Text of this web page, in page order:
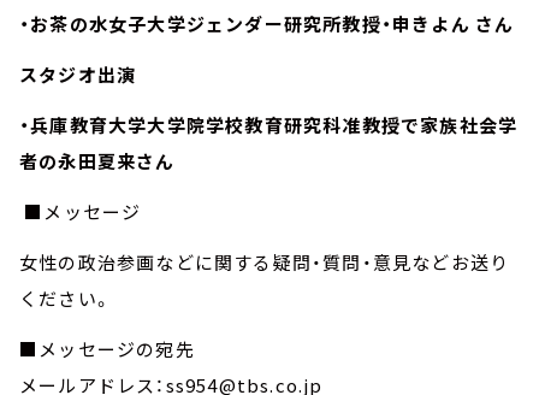
・お茶の水女子大学ジェンダー研究所教授・申きよん さん
スタジオ出演
・兵庫教育大学大学院学校教育研究科准教授で家族社会学
者の永田夏来さん
■メッセージ
女性の政治参画などに関する疑問・質問・意見などお送り
ください。
■メッセージの宛先
メールアドレス：ss954@tbs.co.jp